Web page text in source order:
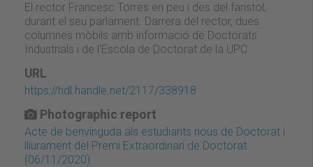
El rector Francesc Torres en peu i des del faristol,
durant el seu parlament. Darrera del rector, dues
columnes mòbils amb informació de Doctorats
Industrials i de l'Escola de Doctorat de la UPC
URL
https://hdl.handle.net/2117/338918
Photographic report
Acte de benvinguda als estudiants nous de Doctorat i
lliurament del Premi Extraordinari de Doctorat.
(06/11/2020)